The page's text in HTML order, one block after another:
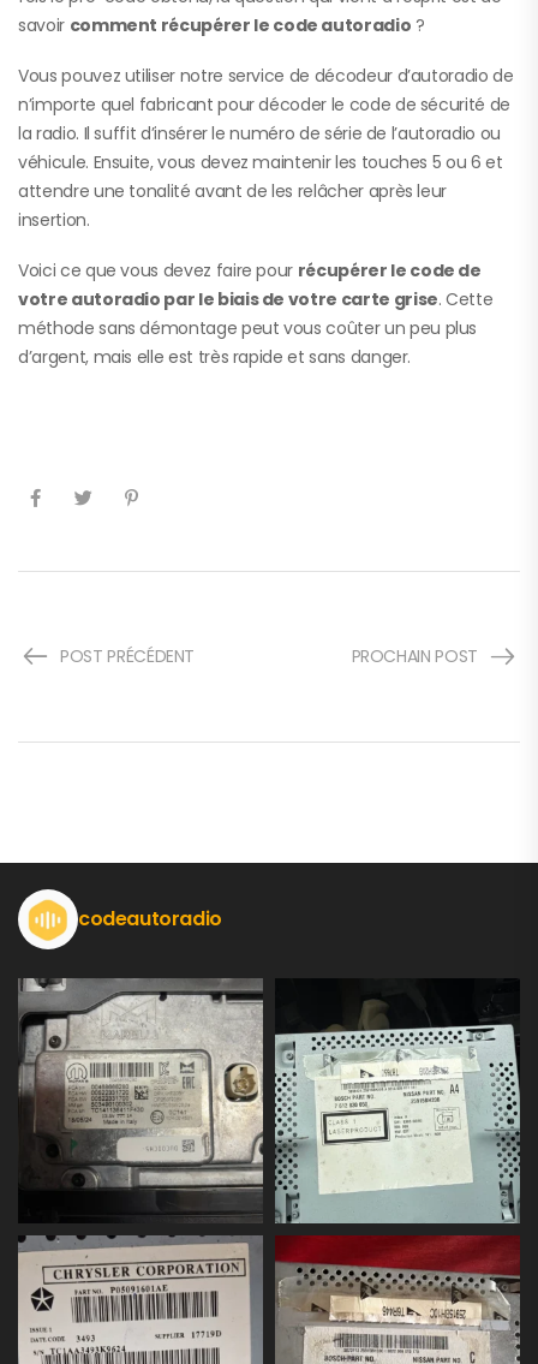
savoir comment récupérer le code autoradio ?
Vous pouvez utiliser notre service de décodeur d’autoradio de
n’importe quel fabricant pour décoder le code de sécurité de
la radio. Il suffit d’insérer le numéro de série de l’autoradio ou
véhicule. Ensuite, vous devez maintenir les touches 5 ou 6 et
attendre une tonalité avant de les relâcher après leur
insertion.
Voici ce que vous devez faire pour récupérer le code de
votre autoradio par le biais de votre carte grise. Cette
méthode sans démontage peut vous coûter un peu plus
d’argent, mais elle est très rapide et sans danger.
POST PRÉCÉDENT PROCHAIN POST
codeautoradio